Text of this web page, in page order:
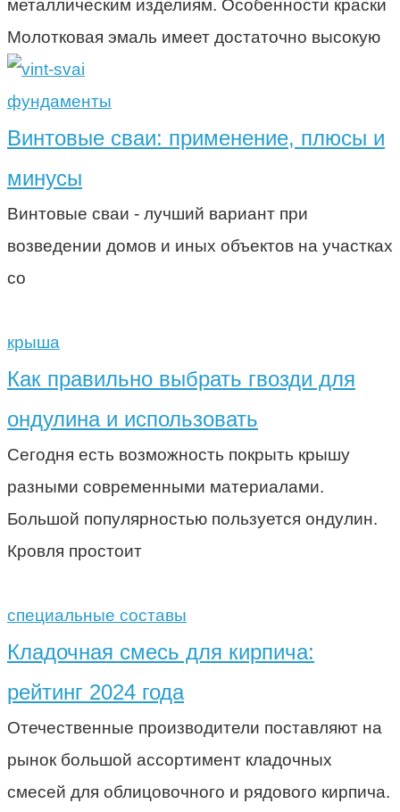
металлическим изделиям. Особенности краски
Молотковая эмаль имеет достаточно высокую
фундаменты
Винтовые сваи: применение, плюсы и
минусы
Винтовые сваи - лучший вариант при
возведении домов и иных объектов на участках
со
крыша
Как правильно выбрать гвозди для
ондулина и использовать
Сегодня есть возможность покрыть крышу
разными современными материалами.
Большой популярностью пользуется ондулин.
Кровля простоит
специальные составы
Кладочная смесь для кирпича:
рейтинг 2024 года
Отечественные производители поставляют на
рынок большой ассортимент кладочных
смесей для облицовочного и рядового кирпича.